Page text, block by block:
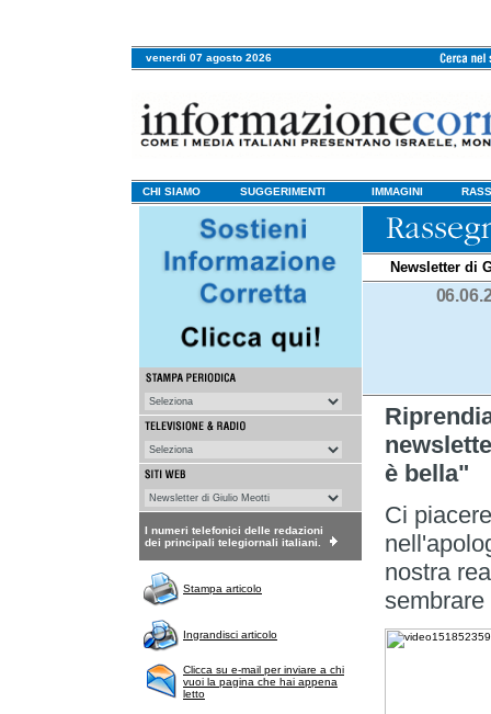
venerdi 07 agosto 2026
CHI SIAMO SUGGERIMENTI IMMAGINI
I numeri telefonici delle redazioni
dei principali telegiornali italiani.
Stampa articolo
Ingrandisci articolo
Clicca su e-mail per inviare a chi
vuoi la pagina che hai appena
letto
Newsletter di
è bella"
Ci
nostra